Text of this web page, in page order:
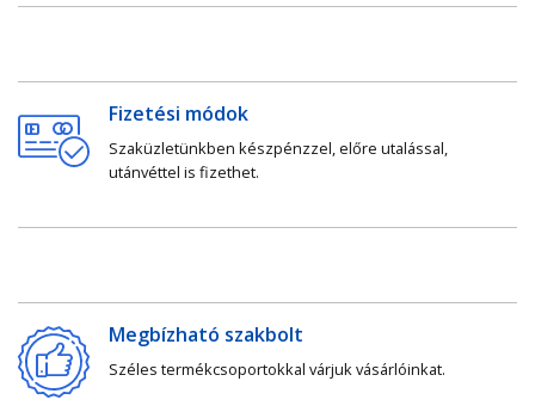
Fizetési módok
Szaküzletünkben készpénzzel, előre utalással,
utánvéttel is fizethet.
Megbízható szakbolt
Széles termékcsoportokkal várjuk vásárlóinkat.